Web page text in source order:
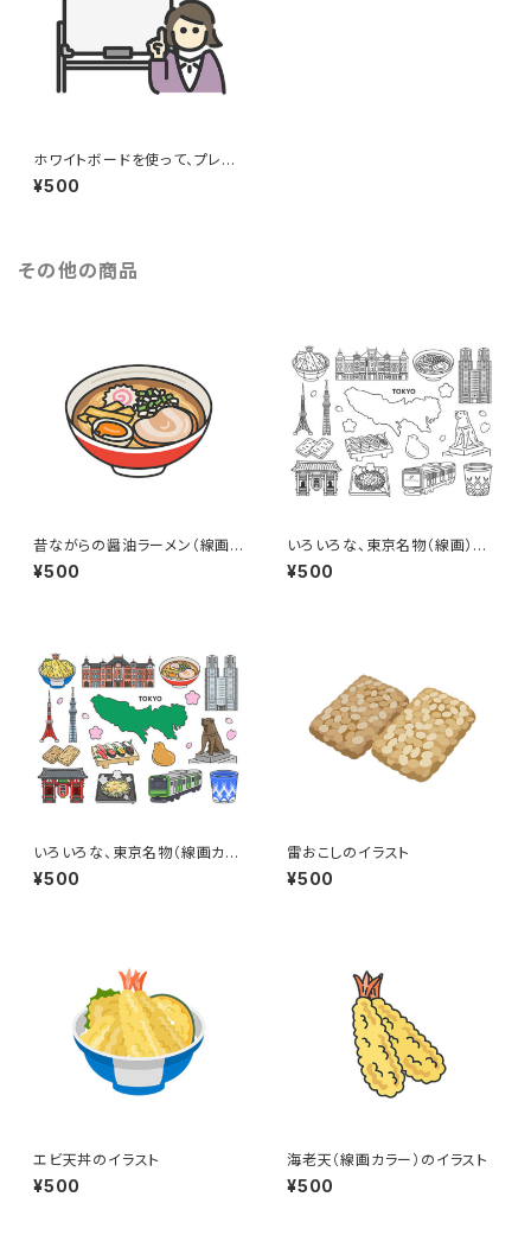
ホワイトボードを使って、プレゼ
ンテーションするビジネスウー
マン（線画カラー）のイラスト
¥500
その他の商品
昔ながらの醤油ラーメン（線画カ
ラー）のイラスト
¥500
いろいろな、東京名物（線画）の
イラストセット
¥500
いろいろな、東京名物（線画カラ
ー）のイラストセット
¥500
雷おこしのイラスト
¥500
エビ天丼のイラスト
¥500
海老天（線画カラー）のイラスト
¥500